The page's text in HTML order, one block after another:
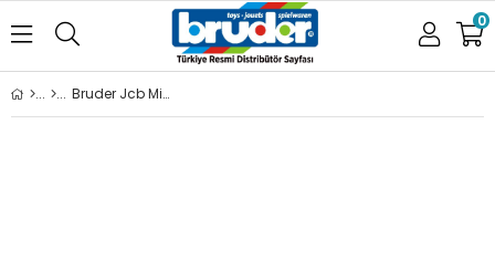
0
Bruder Jcb Midi Cx Kepçeli Ekskavatör BR02427